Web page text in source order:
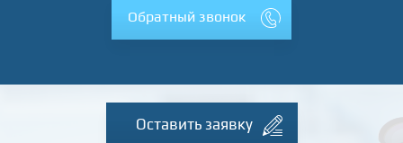
Обратный звонок
Оставить заявку